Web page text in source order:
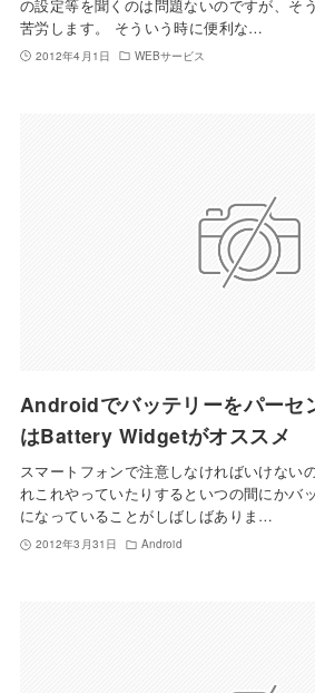
の設定等を聞くのは問題ないのですが、そ
苦労します。 そういう時に便利な…
2012年4月1日 WEBサービス
Androidでバッテリーをパーセ
はBattery Widgetがオススメ
スマートフォンで注意しなければいけない
れこれやっていたりするといつの間にかバ
になっていることがしばしばありま…
2012年3月31日 Android